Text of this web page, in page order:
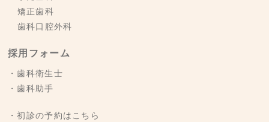
矯正歯科
歯科口腔外科
採用フォーム
・歯科衛生士
・歯科助手
・初診の予約はこちら